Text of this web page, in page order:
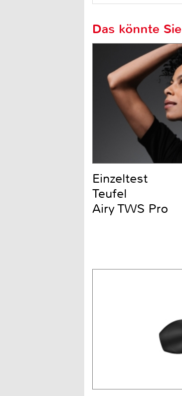
Das könnte
Einzeltest
Teufel
Airy TWS Pro